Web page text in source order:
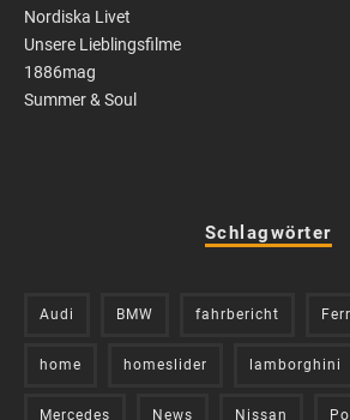
Nordiska Livet
Unsere Lieblingsfilme
1886mag
Summer & Soul
Schlagwörter
Audi BMW fahrbericht
home homeslider lamborghini
Mercedes News Nissan